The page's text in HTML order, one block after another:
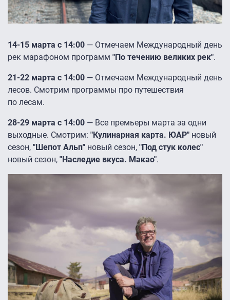
14-15 марта с 14:00 — Отмечаем Международный день
рек марафоном программ "По течению великих рек".
21-22 марта с 14:00 — Отмечаем Международный день
лесов. Смотрим программы про путешествия
по лесам.
28-29 марта с 14:00 — Все премьеры марта за одни
выходные. Смотрим: "Кулинарная карта. ЮАР" новый
сезон, "Шепот Альп" новый сезон, "Под стук колес"
новый сезон, "Наследие вкуса. Макао".